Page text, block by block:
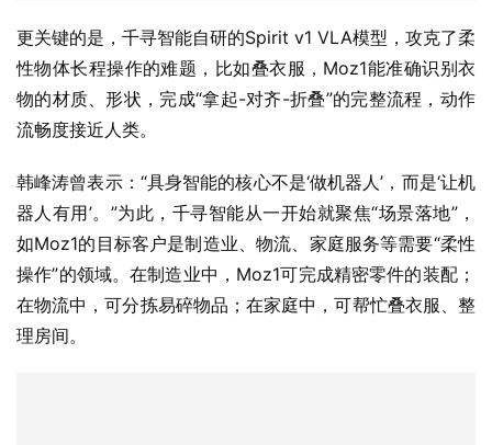
更关键的是，千寻智能自研的Spirit v1 VLA模型，攻克了柔
性物体长程操作的难题，比如叠衣服，Moz1能准确识别衣
物的材质、形状，完成“拿起-对齐-折叠”的完整流程，动作
流畅度接近人类。
韩峰涛曾表示：“具身智能的核心不是‘做机器人’，而是‘让机
器人有用’。”为此，千寻智能从一开始就聚焦“场景落地”，
如Moz1的目标客户是制造业、物流、家庭服务等需要“柔性
操作”的领域。在制造业中，Moz1可完成精密零件的装配；
在物流中，可分拣易碎物品；在家庭中，可帮忙叠衣服、整
理房间。